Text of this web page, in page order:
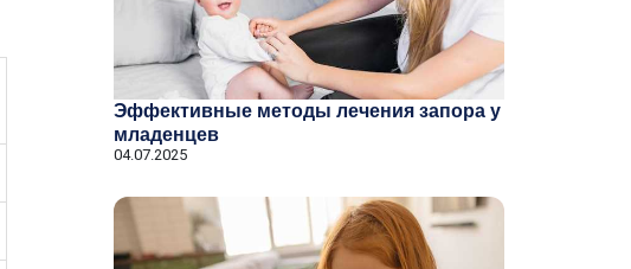
Эффективные методы лечения запора у
младенцев
04.07.2025